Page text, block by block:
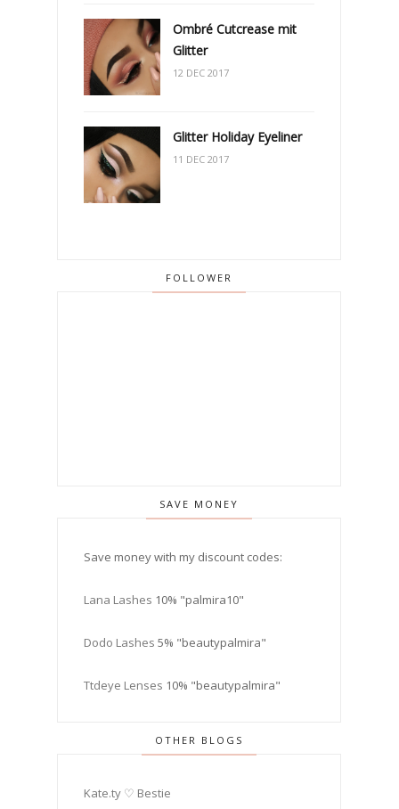
Ombré Cutcrease mit
Glitter
12 DEC 2017
Glitter Holiday Eyeliner
11 DEC 2017
FOLLOWER
SAVE MONEY
Save money with my discount codes:
Lana Lashes 10% "palmira10"
Dodo Lashes 5% "beautypalmira"
Ttdeye Lenses 10% "beautypalmira"
OTHER BLOGS
Kate.ty ♡ Bestie